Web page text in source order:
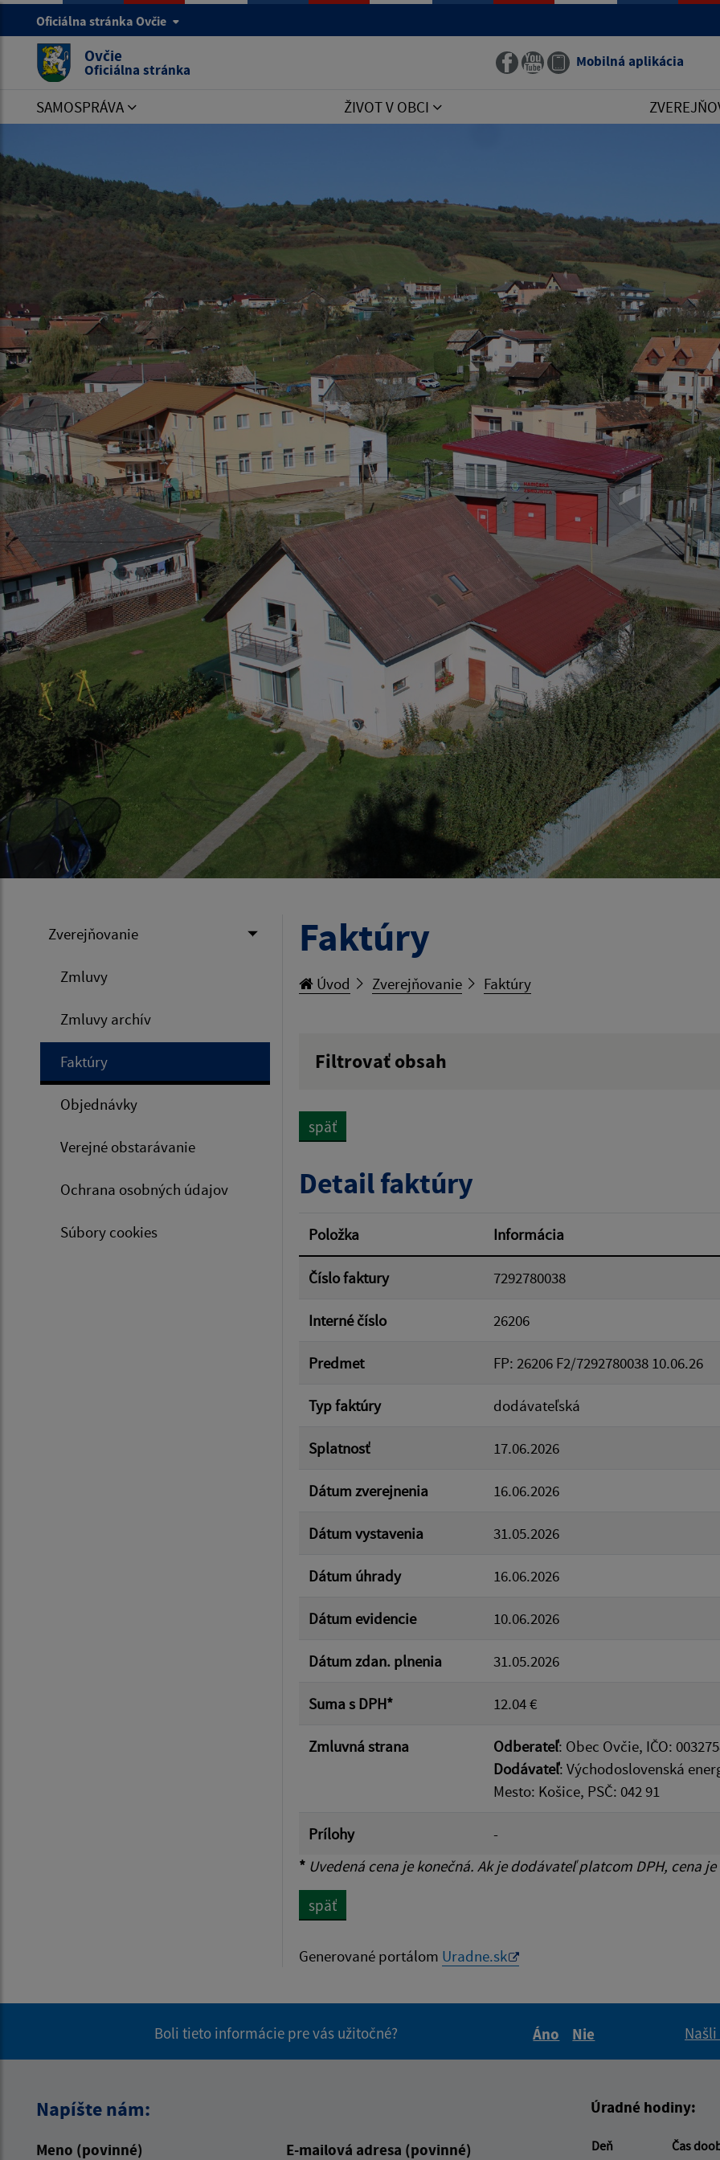
Oficiálna stránka Ovčie
Ovčie
Oficiálna stránka Mobilná aplikácia
SAMOSPRÁVA ŽIVOT V OBCI
Zverejňovanie
Zmluvy
Zmluvy archív
Faktúry
Objednávky
Verejné obstarávanie
Ochrana osobných údajov
Súbory cookies
Faktúry
Úvod Zverejňovanie Faktúry
Filtrovať obsah
Suma od:
Filtrovať
späť
Detail faktúry
Položka Informácia
Číslo faktury 7292780038
Interné číslo 26206
Predmet FP: 26206 F2/7292780038 10.06.26
Typ faktúry dodávateľská
Splatnosť 17.06.2026
Dátum zverejnenia 16.06.2026
Dátum vystavenia 31.05.2026
Dátum úhrady 16.06.2026
Dátum evidencie 10.06.2026
Dátum zdan. plnenia 31.05.2026
Suma s DPH* 12.04 €
Zmluvná strana Odberateľ: Obec Ovčie, IČO:
Dodávateľ: Východoslovenská
Mesto: Košice, PSČ: 042 91
Prílohy
-
* Uvedená cena je konečná. Ak je dodávateľ platcom DPH, cena
späť
Generované portálom Uradne.sk
Boli tieto informácie pre vás užitočné?
Áno
Nie
Napíšte nám:
Meno (povinné) E-mailová adresa (povinné)
Úradné hodiny:
Deň Čas